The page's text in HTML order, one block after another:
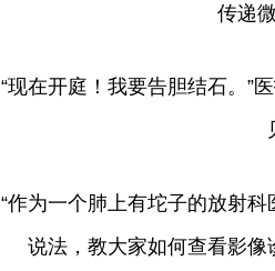
传递
“现在开庭！我要告胆结石。”
“作为一个肺上有坨子的放射
说法，教大家如何查看影像